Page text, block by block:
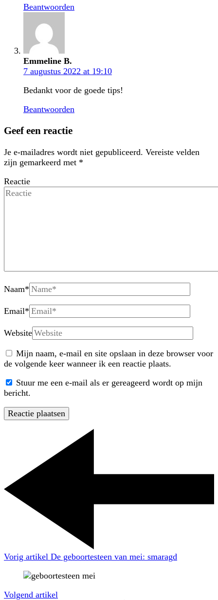
Beantwoorden
Emmeline B.
7 augustus 2022 at 19:10
Bedankt voor de goede tips!
Beantwoorden
Geef een reactie
Je e-mailadres wordt niet gepubliceerd. Vereiste velden
zijn gemarkeerd met *
Reactie
Naam*
Email*
Website
Mijn naam, e-mail en site opslaan in deze browser voor
de volgende keer wanneer ik een reactie plaats.
Stuur me een e-mail als er gereageerd wordt op mijn
bericht.
Vorig artikel De geboortesteen van mei: smaragd
Volgend artikel